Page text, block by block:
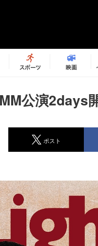
公演2days
ポスト